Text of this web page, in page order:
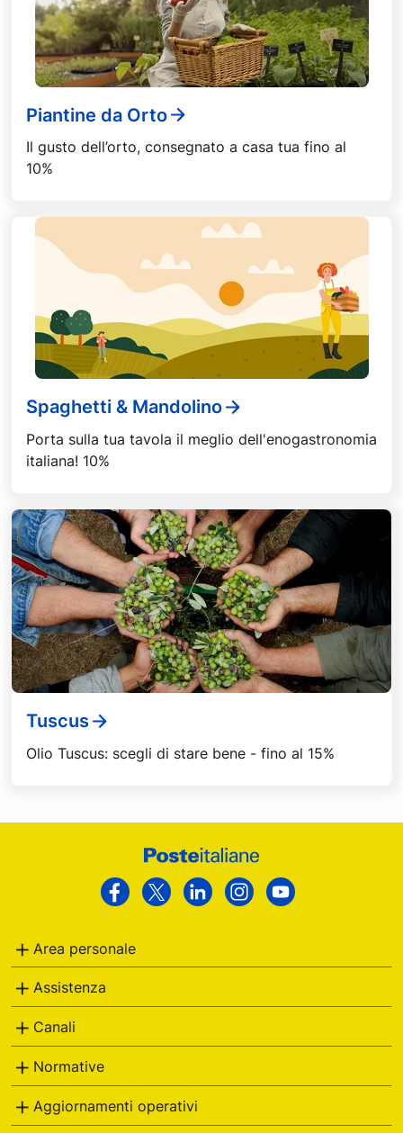
Piantine da Orto
Il gusto dell’orto, consegnato a casa tua fino al
10%
Spaghetti & Mandolino
Porta sulla tua tavola il meglio dell'enogastronomia
italiana! 10%
Tuscus
Olio Tuscus: scegli di stare bene - fino al 15%
Facebook
Twitter LinkedinInstagram
Area personale
Assistenza
Canali
Normative
Aggiornamenti operativi